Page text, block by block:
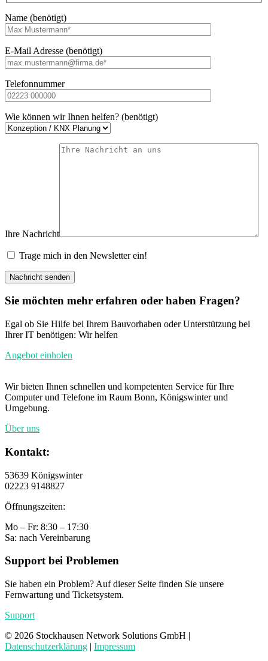
Name (benötigt)
E-Mail Adresse (benötigt)
Telefonnummer
Wie können wir Ihnen helfen? (benötigt)
Ihre Nachricht
Trage mich in den Newsletter ein!
Nachricht senden
Sie möchten mehr erfahren oder haben Fragen?
Egal ob Sie Hilfe bei Ihrem Bauvorhaben oder Unterstützung bei
Ihrer IT benötigen: Wir helfen
Angebot einholen
Wir bieten Ihnen schnellen und kompetenten Service für Ihre
Computer und Telefone im Raum Bonn, Königswinter und
Umgebung.
Über uns
Kontakt:
53639 Königswinter
02223 9148827
Öffnungszeiten:
Mo – Fr: 8:30 – 17:30
Sa: nach Vereinbarung
Support bei Problemen
Sie haben ein Problem? Auf dieser Seite finden Sie unsere
Fernwartung und Ticketsystem.
Support
© 2026 Stockhausen Network Solutions GmbH |
Datenschutzerklärung | Impressum